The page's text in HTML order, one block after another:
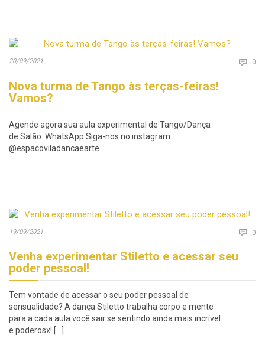
20/09/2021  0
Nova turma de Tango às terças-feiras!
Vamos?
Agende agora sua aula experimental de Tango/Dança
de Salão: WhatsApp Siga-nos no instagram:
@espacoviladancaearte
19/09/2021  0
Venha experimentar Stiletto e acessar seu
poder pessoal!
Tem vontade de acessar o seu poder pessoal de
sensualidade? A dança Stiletto trabalha corpo e mente
para a cada aula você sair se sentindo ainda mais incrível
e poderosx! […]